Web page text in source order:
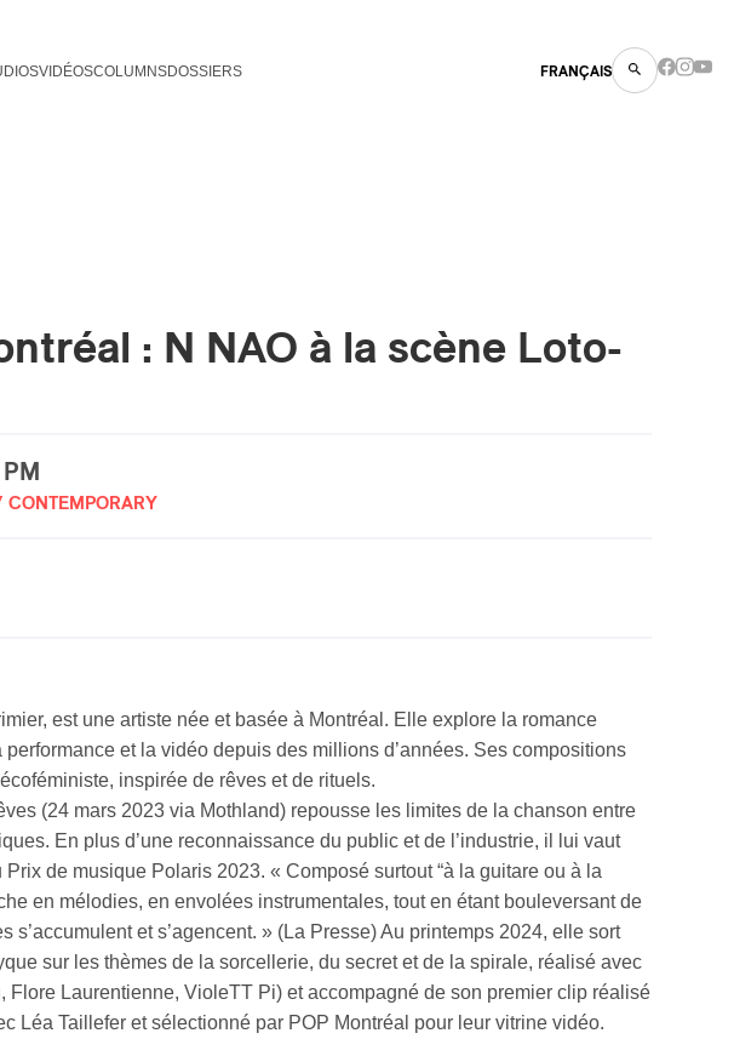
VIDÉOSCOLUMNSDOSSIERS FRANÇAIS
: N NAO à la scène Loto-
CONTEMPORARY
est une artiste née et basée à Montréal. Elle explore la romance
et la vidéo depuis des millions d’années. Ses compositions
inspirée de rêves et de rituels.
(24 mars 2023 via Mothland) repousse les limites de la chanson entre
En plus d’une reconnaissance du public et de l’industrie, il lui vaut
de musique Polaris 2023. « Composé surtout “à la guitare ou à la
en mélodies, en envolées instrumentales, tout en étant bouleversant de
s’accumulent et s’agencent. » (La Presse) Au printemps 2024, elle sort
sur les thèmes de la sorcellerie, du secret et de la spirale, réalisé avec
Flore Laurentienne, VioleTT Pi) et accompagné de son premier clip réalisé
Léa Taillefer et sélectionné par POP Montréal pour leur vitrine vidéo.